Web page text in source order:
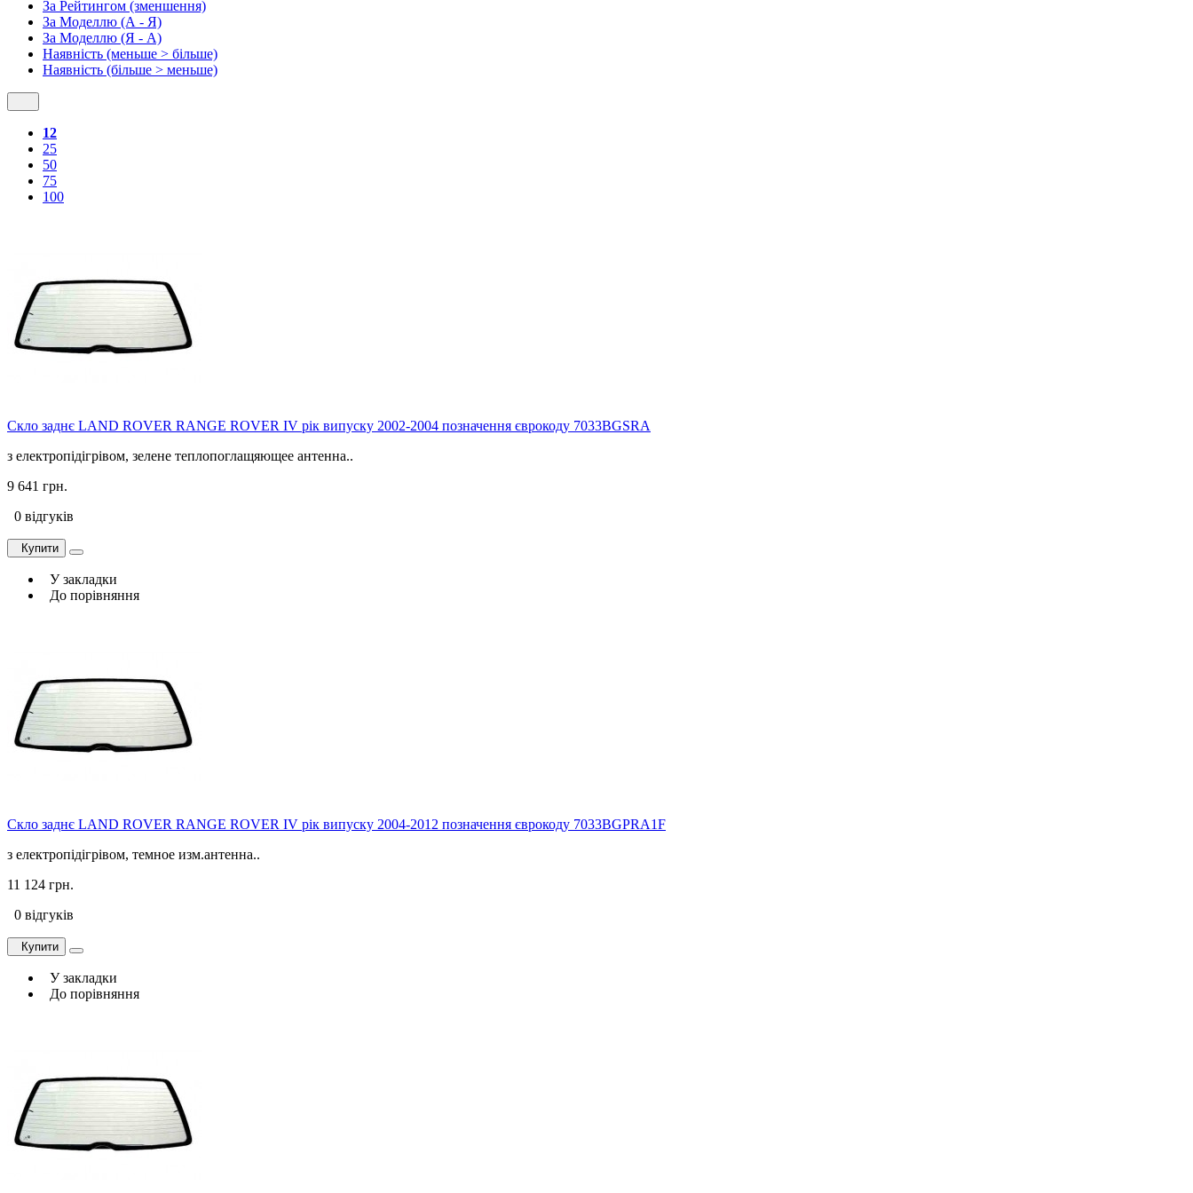
За Рейтингом (зменшення)
За Моделлю (А - Я)
За Моделлю (Я - А)
Наявність (меньше > більше)
Наявність (більше > меньше)
12
25
50
75
100
Скло заднє LAND ROVER RANGE ROVER IV рік випуску 2002-2004 позначення єврокоду 7033BGSRA
з електропідігрівом, зелене теплопоглащяющее антенна..
9 641 грн.
0 відгуків
Купити
У закладки
До порівняння
Скло заднє LAND ROVER RANGE ROVER IV рік випуску 2004-2012 позначення єврокоду 7033BGPRA1F
з електропідігрівом, темное изм.антенна..
11 124 грн.
0 відгуків
Купити
У закладки
До порівняння